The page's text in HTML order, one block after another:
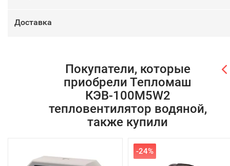
Доставка
Покупатели, которые
приобрели Тепломаш
КЭВ-100M5W2
тепловентилятор водяной,
также купили
-24%